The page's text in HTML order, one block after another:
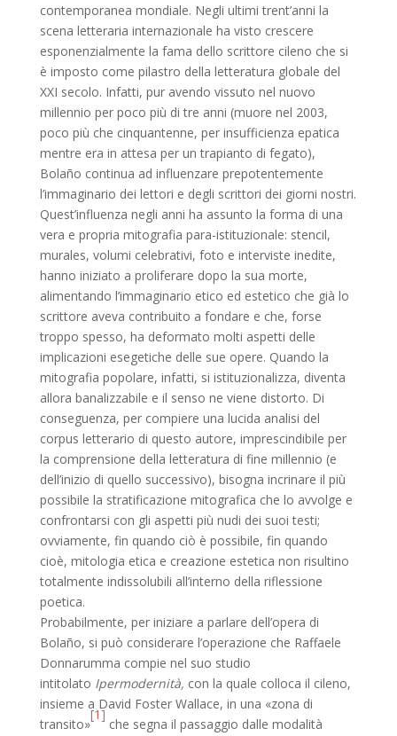
contemporanea mondiale. Negli ultimi trent’anni la
scena letteraria internazionale ha visto crescere
esponenzialmente la fama dello scrittore cileno che si
è imposto come pilastro della letteratura globale del
XXI secolo. Infatti, pur avendo vissuto nel nuovo
millennio per poco più di tre anni (muore nel 2003,
poco più che cinquantenne, per insufficienza epatica
mentre era in attesa per un trapianto di fegato),
Bolaño continua ad influenzare prepotentemente
l’immaginario dei lettori e degli scrittori dei giorni nostri.
Quest’influenza negli anni ha assunto la forma di una
vera e propria mitografia para-istituzionale: stencil,
murales, volumi celebrativi, foto e interviste inedite,
hanno iniziato a proliferare dopo la sua morte,
alimentando l’immaginario etico ed estetico che già lo
scrittore aveva contribuito a fondare e che, forse
troppo spesso, ha deformato molti aspetti delle
implicazioni esegetiche delle sue opere. Quando la
mitografia popolare, infatti, si istituzionalizza, diventa
allora banalizzabile e il senso ne viene distorto. Di
conseguenza, per compiere una lucida analisi del
corpus letterario di questo autore, imprescindibile per
la comprensione della letteratura di fine millennio (e
dell’inizio di quello successivo), bisogna incrinare il più
possibile la stratificazione mitografica che lo avvolge e
confrontarsi con gli aspetti più nudi dei suoi testi;
ovviamente, fin quando ciò è possibile, fin quando
cioè, mitologia etica e creazione estetica non risultino
totalmente indissolubili all’interno della riflessione
poetica.
Probabilmente, per iniziare a parlare dell’opera di
Bolaño, si può considerare l’operazione che Raffaele
Donnarumma compie nel suo studio
intitolato Ipermodernità, con la quale colloca il cileno,
insieme a David Foster Wallace, in una «zona di
transito»
[1]
che segna il passaggio dalle modalità